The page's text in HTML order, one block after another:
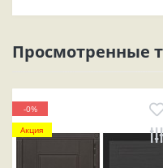
Просмотренные
-0%
Акция